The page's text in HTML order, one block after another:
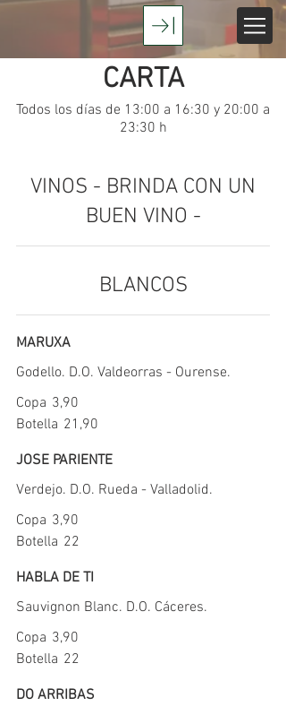
CARTA
Todos los días de 13:00 a 16:30 y 20:00 a
23:30 h
VINOS - BRINDA CON UN
BUEN VINO -
BLANCOS
MARUXA
Godello. D.O. Valdeorras - Ourense.
Copa 3,90
Botella 21,90
JOSE PARIENTE
Verdejo. D.O. Rueda - Valladolid.
Copa 3,90
Botella 22
HABLA DE TI
Sauvignon Blanc. D.O. Cáceres.
Copa 3,90
Botella 22
DO ARRIBAS